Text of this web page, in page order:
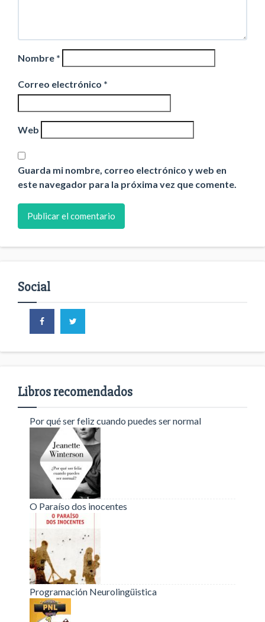
Nombre *
Correo electrónico *
Web
Guarda mi nombre, correo electrónico y web en
este navegador para la próxima vez que comente.
Social
Libros recomendados
Por qué ser feliz cuando puedes ser normal
O Paraíso dos inocentes
Programación Neurolingüistica